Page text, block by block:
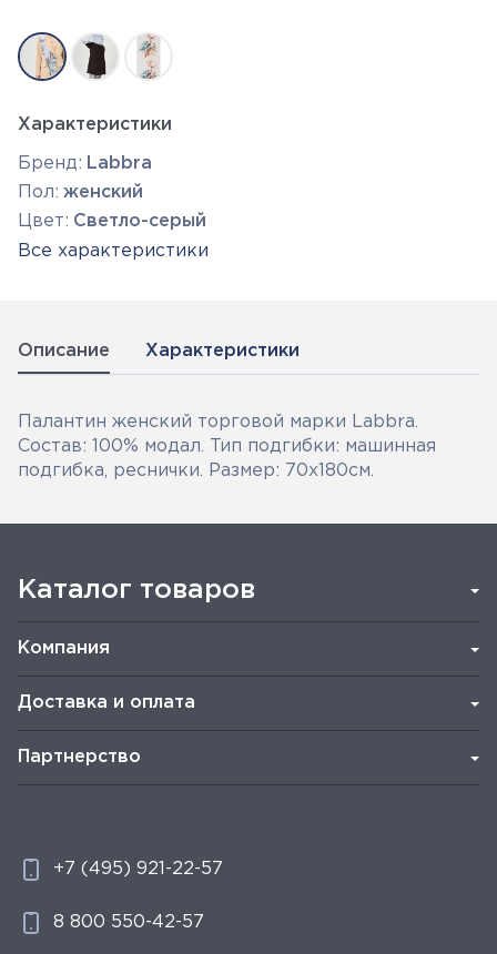
Характеристики
Бренд: Labbra
Пол: женский
Цвет: Светло-серый
Все характеристики
Описание Характеристики
Палантин женский торговой марки Labbra.
Состав: 100% модал. Тип подгибки: машинная
подгибка, реснички. Размер: 70х180см.
Каталог товаров
Компания
Доставка и оплата
Партнерство
+7 (495) 921-22-57
8 800 550-42-57